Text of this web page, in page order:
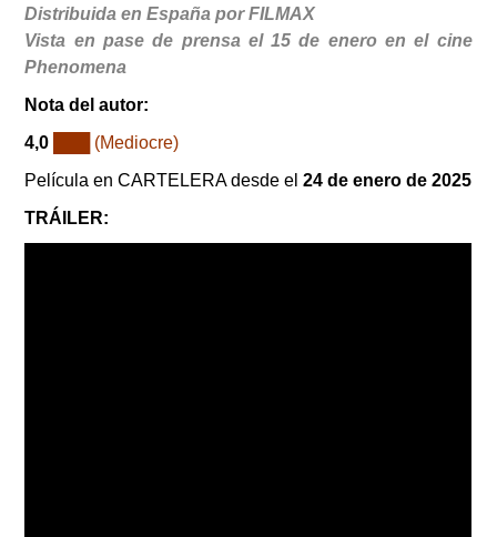
Distribuida en España por FILMAX
Vista en pase de prensa el 15 de enero en el cine
Phenomena
Nota del autor:
4,0 ███ (Mediocre)
Película en CARTELERA desde el24 de enero de 2025
TRÁILER: